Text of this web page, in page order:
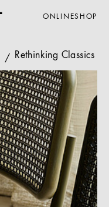
ONLINESHOP
Rethinking Classics